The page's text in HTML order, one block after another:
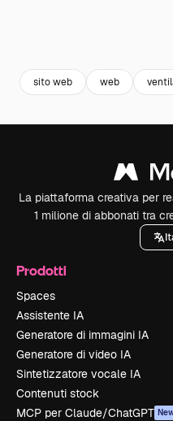
sito web web
La piattaforma creativa per
1 milione di abbonati tra
Prodotti
Spaces
Assistente IA
Generatore di immagini IA
Generatore di video IA
Sintetizzatore vocale IA
Contenuti stock
MCP per Claude/ChatGPT